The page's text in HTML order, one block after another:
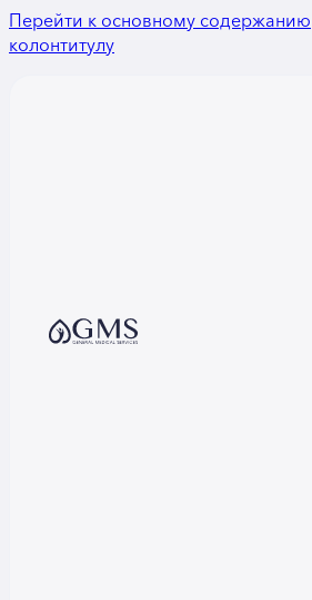
Перейти к основному содержанию
колонтитулу